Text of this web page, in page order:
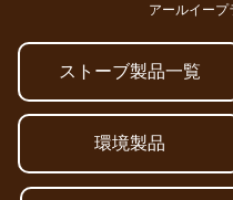
アールイープ
ストーブ製品一覧
環境製品